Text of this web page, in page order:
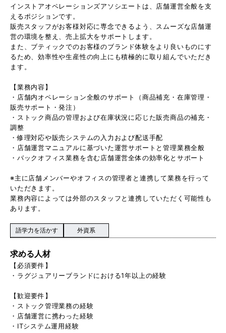
インストアオペレーションズアソシエートは、店舗運営全般を支
えるポジションです。
販売スタッフがお客様対応に専念できるよう、スムーズな店舗運
営の環境を整え、売上拡大をサポートします。
また、ブティックでのお客様のブランド体験をより良いものにす
るため、効率性や生産性の向上にも積極的に取り組んでいただき
ます。
【業務内容】
・店舗内オペレーション全般のサポート（商品補充・在庫管理・
販売サポート・発注）
・ストック商品の管理および在庫状況に応じた販売商品の補充・
調整
・修理対応や販売システムの入力および配送手配
・店舗運営マニュアルに基づいた運営サポートと管理業務全般
・バックオフィス業務を含む店舗運営全体の効率化とサポート
※主に店舗メンバーやオフィスの管理者と連携して業務を行って
いただきます。
業務内容によっては外部のスタッフと連携していただく可能性も
あります。
語学力を活かす 外資系
求める人材
【必須要件】
・ラグジュアリーブランドにおける1年以上の経験
【歓迎要件】
・ストック管理業務の経験
・店舗運営に携わった経験
・ITシステム運用経験